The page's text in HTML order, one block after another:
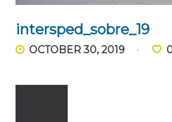
intersped_sobre_19
OCTOBER 30, 2019